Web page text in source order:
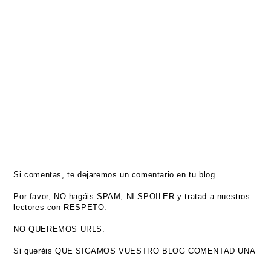
Si comentas, te dejaremos un comentario en tu blog.
Por favor, NO hagáis SPAM, NI SPOILER y tratad a nuestros
lectores con RESPETO.
NO QUEREMOS URLS.
Si queréis QUE SIGAMOS VUESTRO BLOG COMENTAD UNA